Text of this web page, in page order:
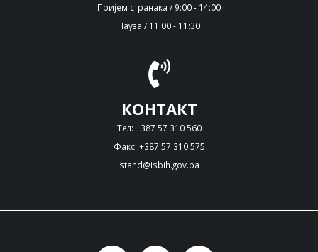
Пријем странака / 9:00 - 14:00
Пауза / 11:00 - 11:30
КОНТАКТ
Тел: +387 57 310 560
Факс: +387 57 310 575
stand@isbih.gov.ba